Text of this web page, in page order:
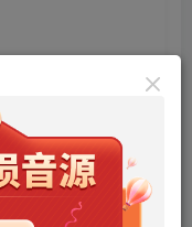
永久会员
买，可保存购买订单